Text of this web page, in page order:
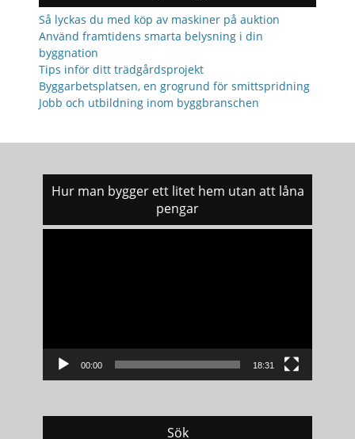
Så lyckas du med köp av maskiner på auktion
Använd framtidens smarta belysning i din
byggnation
Tips inför ditt trädgårdsprojekt
Byggarbetsplatsen, en grogrund för smittspridning
Jobb och utbildning inom byggbranschen
Hur man bygger ett litet hem utan att låna
pengar
00:00 18:31
Sök